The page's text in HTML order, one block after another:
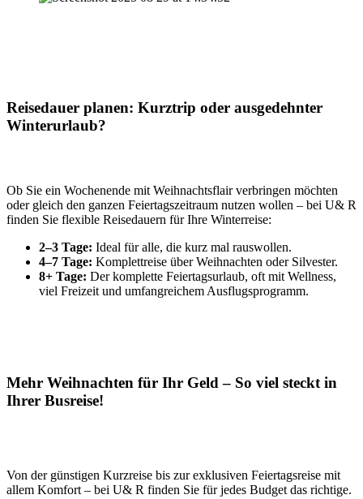
Reisedauer planen: Kurztrip oder ausgedehnter
Winterurlaub?
Ob Sie ein Wochenende mit Weihnachtsflair verbringen möchten
oder gleich den ganzen Feiertagszeitraum nutzen wollen – bei U& R
finden Sie flexible Reisedauern für Ihre Winterreise:
2–3 Tage: Ideal für alle, die kurz mal rauswollen.
4–7 Tage: Komplettreise über Weihnachten oder Silvester.
8+ Tage: Der komplette Feiertagsurlaub, oft mit Wellness,
viel Freizeit und umfangreichem Ausflugsprogramm.
Mehr Weihnachten für Ihr Geld – So viel steckt in
Ihrer Busreise!
Von der günstigen Kurzreise bis zur exklusiven Feiertagsreise mit
allem Komfort – bei U& R finden Sie für jedes Budget das richtige.